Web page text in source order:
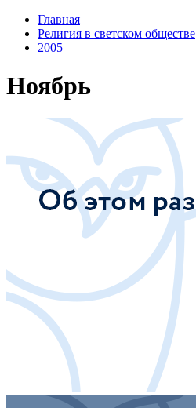
Главная
Религия в светском обществе
2005
Ноябрь